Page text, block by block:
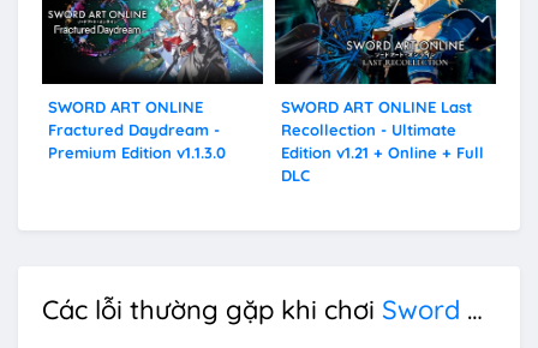
SWORD ART ONLINE
Fractured Daydream -
Premium Edition v1.1.3.0
SWORD ART ONLINE Last
Recollection - Ultimate
Edition v1.21 + Online + Full
DLC
Các lỗi thường gặp khi chơi Sword Art Online: Fatal Bullet Deluxe Edition